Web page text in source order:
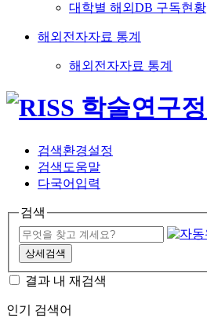
대학별 해외DB 구독현황
해외전자자료 통계
해외전자자료 통계
검색환경설정
검색도움말
다국어입력
검색
상세검색
결과 내 재검색
인기 검색어